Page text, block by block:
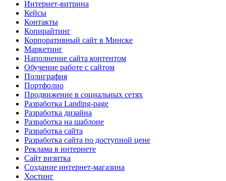
Интернет-витрина
Кейсы
Контакты
Копирайтинг
Корпоративный сайт в Минске
Маркетинг
Наполнение сайта контентом
Обучение работе с сайтом
Полиграфия
Портфолио
Продвижение в социальных сетях
Разработка Landing-page
Разработка дизайна
Разработка на шаблоне
Разработка сайта
Разработка сайта по доступной цене
Реклама в интернете
Сайт визитка
Создание интернет-магазина
Хостинг